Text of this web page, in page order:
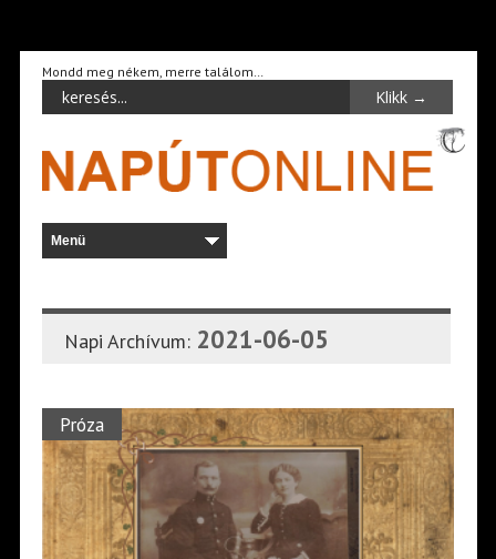
Mondd meg nékem, merre találom…
Napi Archívum: 2021-06-05
Próza